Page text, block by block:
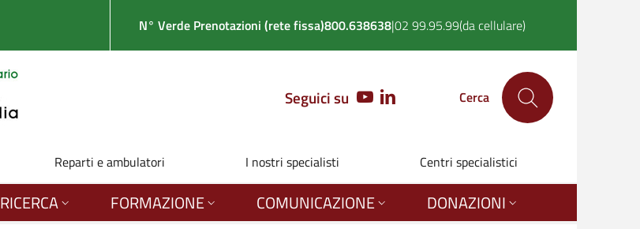
N° Verde Prenotazioni (rete fissa)800.638638|02 99.95.99(da cellulare)
Seguici su YOUTUBELINKEDIN Cerca
Reparti e ambulatori I nostri specialisti Centri specialistici
RICERCA FORMAZIONE COMUNICAZIONE DONAZIONI